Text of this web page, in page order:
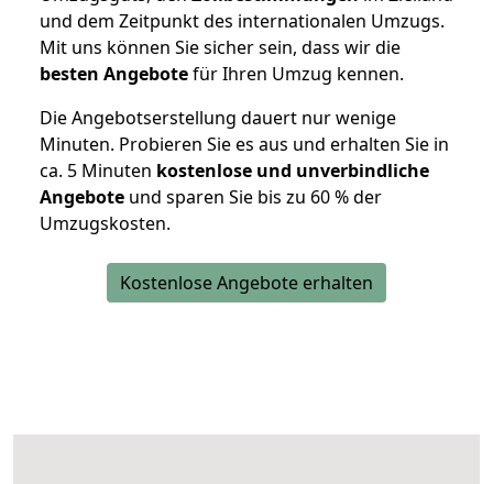
und dem Zeitpunkt des internationalen Umzugs.
Mit uns können Sie sicher sein, dass wir die
besten Angebotefür Ihren Umzug kennen.
Die Angebotserstellung dauert nur wenige
Minuten. Probieren Sie es aus und erhalten Sie in
ca. 5 Minuten kostenlose und unverbindliche
Angebote und sparen Sie bis zu 60 % der
Umzugskosten.
Kostenlose Angebote erhalten